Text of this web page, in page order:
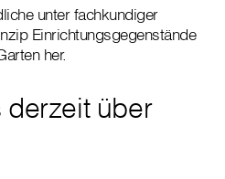
unter fachkundiger
Einrichtungsgegenstände
her.
derzeit über